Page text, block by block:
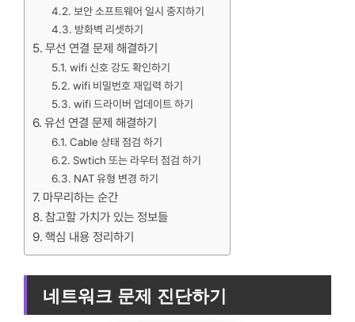
보안 소프트웨어 일시 중지하기
방화벽 리셋하기
무선 연결 문제 해결하기
wifi 신호 강도 확인하기
wifi 비밀번호 재입력 하기
wifi 드라이버 업데이트 하기
유선 연결 문제 해결하기
Cable 상태 점검 하기
Swtich 또는 라우터 점검 하기
NAT 유형 변경 하기
마무리하는 순간
참고할 가치가 있는 정보들
핵심 내용 정리하기
네트워크 문제 진단하기